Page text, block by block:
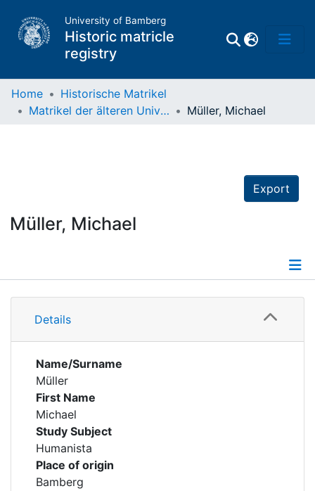
University of Bamberg
Historic matricle
registry
Home
Historische Matrikel
Matrikel der älteren Universität
Müller, Michael
Export
Müller, Michael
Details
Details
Name/Surname
Müller
First Name
Michael
Study Subject
Humanista
Place of origin
Bamberg